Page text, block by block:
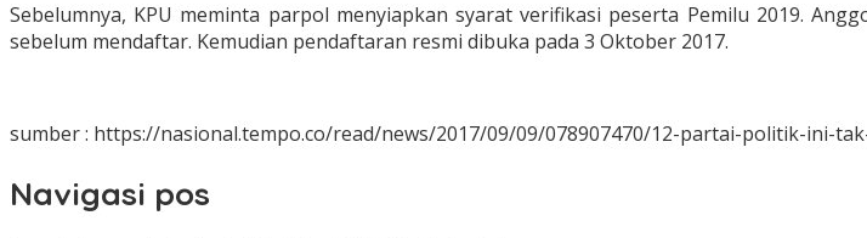
Sebelumnya, KPU meminta parpol menyiapkan syarat verifikasi peserta Pemilu 2019.
sebelum mendaftar. Kemudian pendaftaran resmi dibuka pada 3 Oktober 2017.
sumber : https://nasional.tempo.co/read/news/2017/09/09/078907470/12-partai-politik-ini-
Navigasi pos